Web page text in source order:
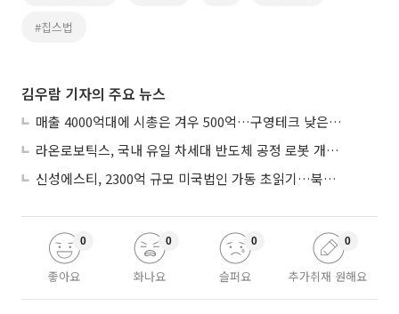
#칩스법
김우람 기자의 주요 뉴스
매출 4000억대에 시총은 겨우 500억…구영테크 낮은 몸값에 저가 승계 마무리
라온로보틱스, 국내 유일 차세대 반도체 공정 로봇 개발 ‘고객사 테스트 진행’
신성에스티, 2300억 규모 미국법인 가동 초읽기…북미 ESS 공략 본격화
좋아요
0
화나요
0
슬퍼요
0
추가취재 원해요
0